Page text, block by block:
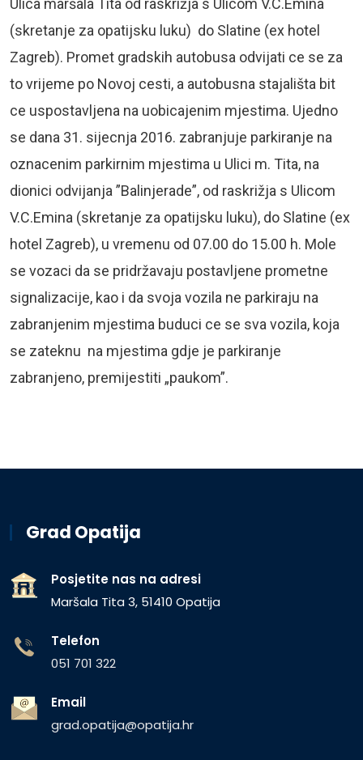
Ulica maršala Tita od raskrižja s Ulicom V.C.Emina
(skretanje za opatijsku luku) do Slatine (ex hotel
Zagreb). Promet gradskih autobusa odvijati ce se za
to vrijeme po Novoj cesti, a autobusna stajališta bit
ce uspostavljena na uobicajenim mjestima. Ujedno
se dana 31. sijecnja 2016. zabranjuje parkiranje na
oznacenim parkirnim mjestima u Ulici m. Tita, na
dionici odvijanja ”Balinjerade”, od raskrižja s Ulicom
V.C.Emina (skretanje za opatijsku luku), do Slatine (ex
hotel Zagreb), u vremenu od 07.00 do 15.00 h. Mole
se vozaci da se pridržavaju postavljene prometne
signalizacije, kao i da svoja vozila ne parkiraju na
zabranjenim mjestima buduci ce se sva vozila, koja
se zateknu na mjestima gdje je parkiranje
zabranjeno, premijestiti „paukom”.
Grad Opatija
Posjetite nas na adresi
Maršala Tita 3, 51410 Opatija
Telefon
051 701 322
Email
grad.opatija@opatija.hr